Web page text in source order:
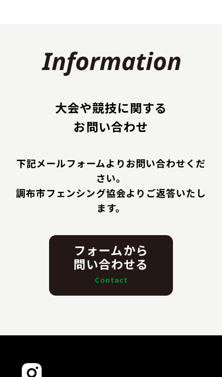
大会や競技に関する
お問い合わせ
下記メールフォームよりお問い合わせくだ
さい。
調布市フェンシング協会よりご返答いたし
ます。
フォームから
問い合わせる
Contact